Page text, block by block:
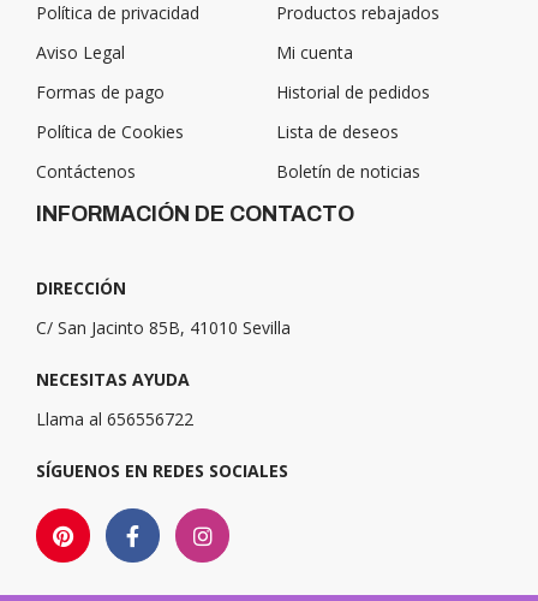
Política de privacidad
Aviso Legal
Formas de pago
Política de Cookies
Contáctenos
Productos rebajados
Mi cuenta
Historial de pedidos
Lista de deseos
Boletín de noticias
INFORMACIÓN DE CONTACTO
DIRECCIÓN
C/ San Jacinto 85B, 41010 Sevilla
NECESITAS AYUDA
Llama al 656556722
SÍGUENOS EN REDES SOCIALES